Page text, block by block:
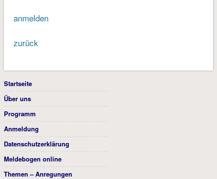
anmelden
zurück
Startseite
Über uns
Programm
Anmeldung
Datenschutzerklärung
Meldebogen online
Themen – Anregungen